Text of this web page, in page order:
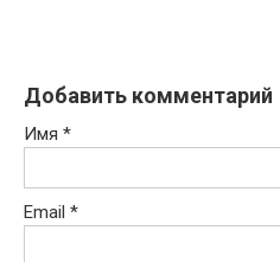
Добавить комментарий
Имя *
Email *